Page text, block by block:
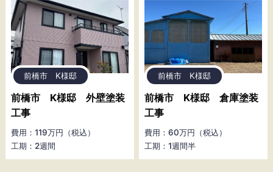
前橋市 K様邸
前橋市 K様邸 外壁塗装
工事
費用：119万円（税込）
工期：2週間
前橋市 K様邸
前橋市 K様邸 倉庫塗装
工事
費用：60万円（税込）
工期：1週間半